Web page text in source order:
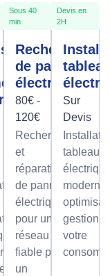
Sous 40
min
Recherche
de panne
électrique
80€ -
120€
Recherche
et
réparation
de pannes
électriques
pour un
réseau
fiable par
un
Devis en
2H
Sur
Devis
tableaux
gestion
votre